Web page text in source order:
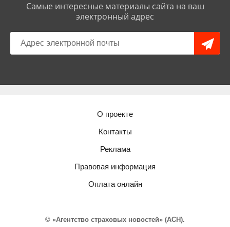
Самые интересные материалы сайта на ваш
электронный адрес
О проекте
Контакты
Реклама
Правовая информация
Оплата онлайн
© «Агентство страховых новостей» (АСН).